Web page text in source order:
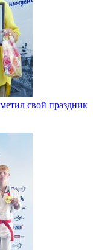
свой праздник